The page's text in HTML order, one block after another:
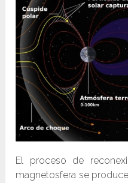
El proceso de
magnetosfera se